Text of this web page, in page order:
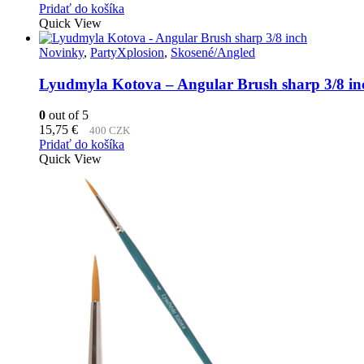
Pridať do košíka
Quick View
Novinky, PartyXplosion, Skosené/Angled
Lyudmyla Kotova – Angular Brush sharp 3/8
0 out of 5
15,75 € 400 CZK
Pridať do košíka
Quick View